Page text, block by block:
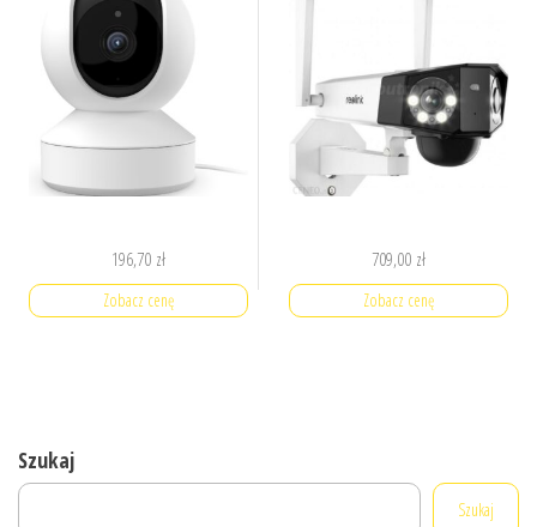
196,70 zł
Zobacz cenę
709,00 zł
Zobacz cenę
Szukaj
Szukaj